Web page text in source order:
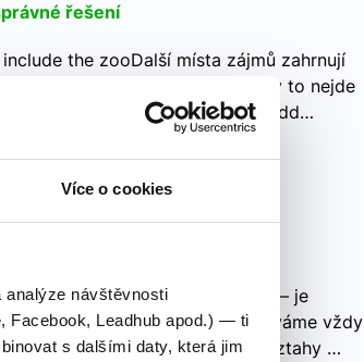
Více o cookies
návštěvnosti
Facebook, Leadhub apod.) — ti
s dalšími daty, která jim
řešení
the zooDalší místa zájmů zahrnují
add B) consist C) include Tady to nejde
znát ta slova. Add - přidat Add…
soy – jsem eres – jsi es – je
son - jsou sloveso SER – používáme vždy
povolání, vlastnost, původ, vztahy …